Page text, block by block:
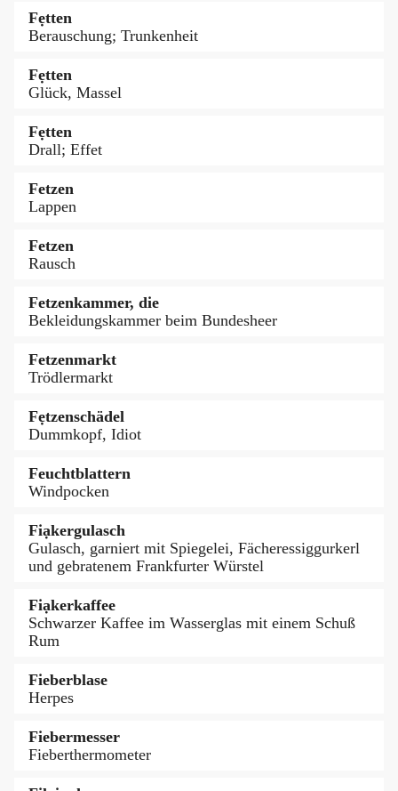
Fẹtten
Berauschung; Trunkenheit
Fẹtten
Glück, Massel
Fẹtten
Drall; Effet
Fetzen
Lappen
Fetzen
Rausch
Fetzenkammer, die
Bekleidungskammer beim Bundesheer
Fetzenmarkt
Trödlermarkt
Fẹtzenschädel
Dummkopf, Idiot
Feuchtblattern
Windpocken
Fiạkergulasch
Gulasch, garniert mit Spiegelei, Fächeressiggurkerl
und gebratenem Frankfurter Würstel
Fiạkerkaffee
Schwarzer Kaffee im Wasserglas mit einem Schuß
Rum
Fieberblase
Herpes
Fiebermesser
Fieberthermometer